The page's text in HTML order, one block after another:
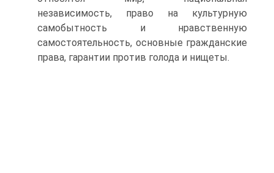
независимость, право на культурную
самобытность и нравственную
самостоятельность, основные гражданские
права, гарантии против голода и нищеты.